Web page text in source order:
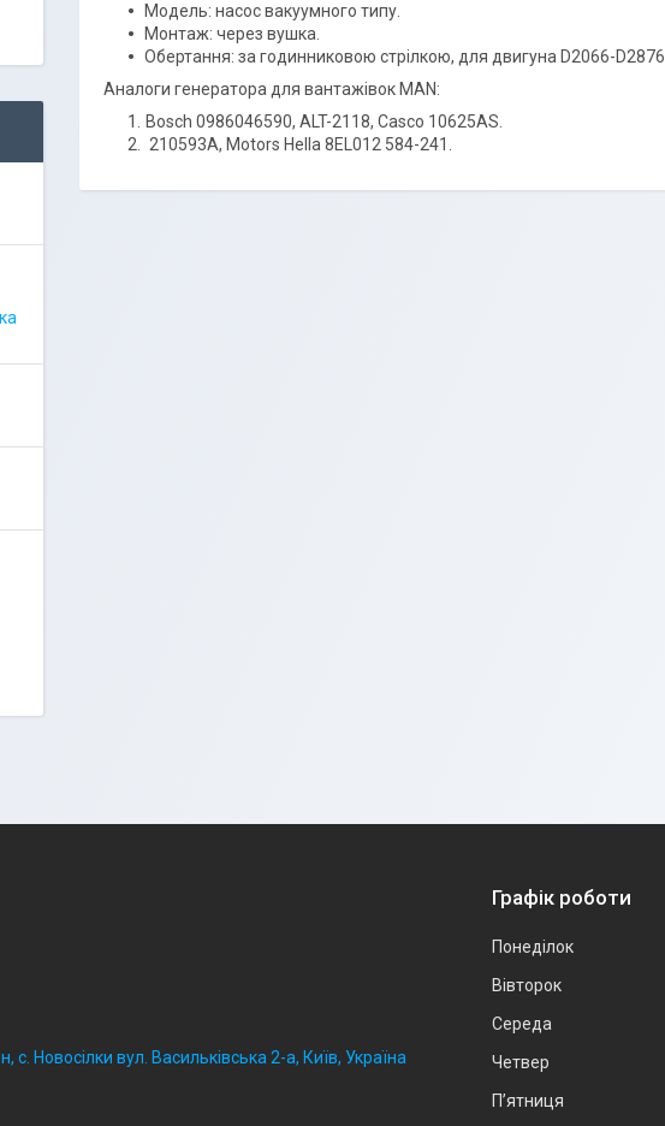
Модель: насос вакуумного типу.
Монтаж: через вушка.
Обертання: за годинниковою стрілкою, для двигуна D2066-D2876
Аналоги генератора для вантажівок MAN:
Bosch 0986046590, ALT-2118, Casco 10625AS.
210593A, Motors Hella 8EL012 584-241.
с. Новосілки вул. Васильківська 2-а, Київ, Україна
Графік роботи
Понеділок
Вівторок
Середа
Четвер
Пʼятниця